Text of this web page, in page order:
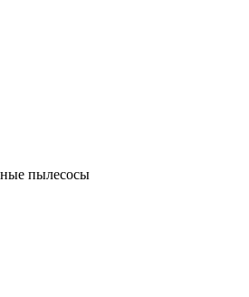
пылесосы